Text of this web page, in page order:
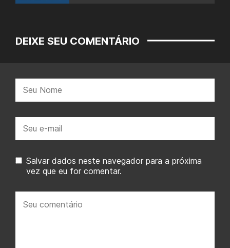
DEIXE SEU COMENTÁRIO
mail:
Salvar dados neste navegador para a próxima
vez que eu for comentar.
comentário: